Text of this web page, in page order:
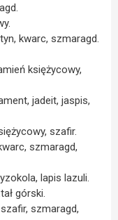
kwarc, szmaragd.
księżycowy,
jadeit, jaspis,
szafir.
szmaragd,
lapis lazuli.
górski.
szmaragd,